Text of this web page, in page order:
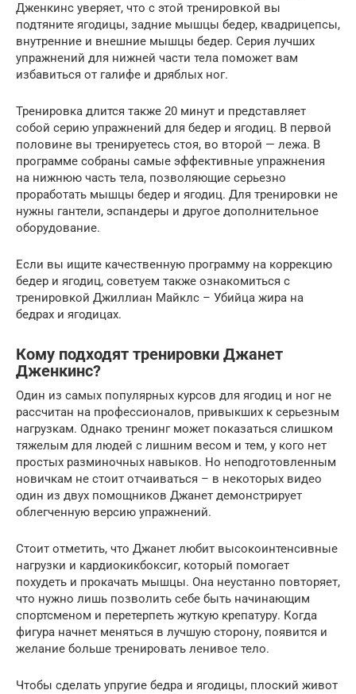
Дженкинс уверяет, что с этой тренировкой вы
подтяните ягодицы, задние мышцы бедер, квадрицепсы,
внутренние и внешние мышцы бедер. Серия лучших
упражнений для нижней части тела поможет вам
избавиться от галифе и дряблых ног.
Тренировка длится также 20 минут и представляет
собой серию упражнений для бедер и ягодиц. В первой
половине вы тренируетесь стоя, во второй — лежа. В
программе собраны самые эффективные упражнения
на нижнюю часть тела, позволяющие серьезно
проработать мышцы бедер и ягодиц. Для тренировки не
нужны гантели, эспандеры и другое дополнительное
оборудование.
Если вы ищите качественную программу на коррекцию
бедер и ягодиц, советуем также ознакомиться с
тренировкой Джиллиан Майклс – Убийца жира на
бедрах и ягодицах.
Кому подходят тренировки Джанет
Дженкинс?
Один из самых популярных курсов для ягодиц и ног не
рассчитан на профессионалов, привыкших к серьезным
нагрузкам. Однако тренинг может показаться слишком
тяжелым для людей с лишним весом и тем, у кого нет
простых разминочных навыков. Но неподготовленным
новичкам не стоит отчаиваться – в некоторых видео
один из двух помощников Джанет демонстрирует
облегченную версию упражнений.
Стоит отметить, что Джанет любит высокоинтенсивные
нагрузки и кардиокикбоксиг, который помогает
похудеть и прокачать мышцы. Она неустанно повторяет,
что нужно лишь позволить себе быть начинающим
спортсменом и перетерпеть жуткую крепатуру. Когда
фигура начнет меняться в лучшую сторону, появится и
желание больше тренировать ленивое тело.
Чтобы сделать упругие бедра и ягодицы, плоский живот